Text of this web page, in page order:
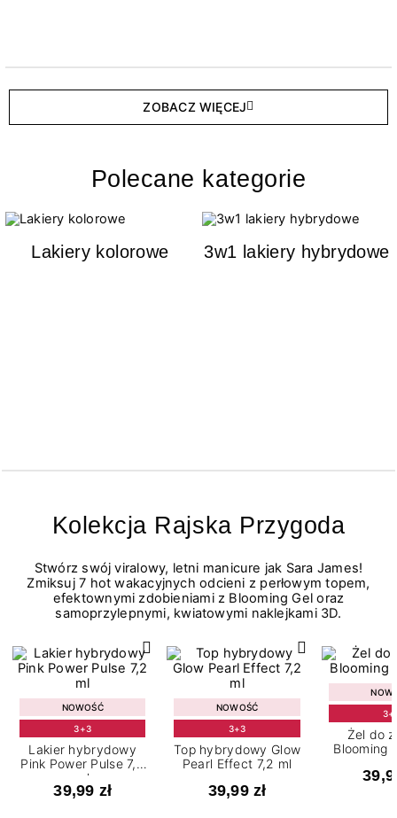
ZOBACZ WIĘCEJ
Polecane kategorie
Lakiery kolorowe 3w1 lakiery hybrydowe
Kolekcja Rajska Przygoda
Stwórz swój viralowy, letni manicure jak Sara James!
Zmiksuj 7 hot wakacyjnych odcieni z perłowym topem,
efektownymi zdobieniami z Blooming Gel oraz
samoprzylepnymi, kwiatowymi naklejkami 3D.
NOWOŚĆ
3+3
Lakier hybrydowy
Pink Power Pulse 7,2
ml
39,99 zł
NOWOŚĆ
3+3
Top hybrydowy Glow
Pearl Effect 7,2 ml
39,99 zł
Żel do
Blooming